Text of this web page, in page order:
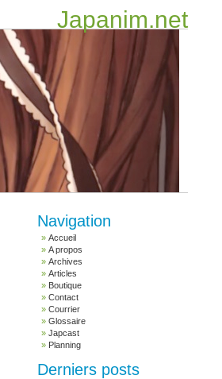
Japanim.net
Navigation
Accueil
A propos
Archives
Articles
Boutique
Contact
Courrier
Glossaire
Japcast
Planning
Derniers posts